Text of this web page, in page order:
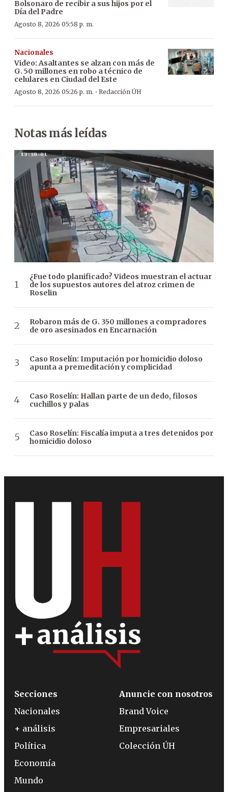
Bolsonaro de recibir a sus hijos por el
Día del Padre
Agosto 8, 2026 05:58 p. m.
Nacionales
Video: Asaltantes se alzan con más de
G. 50 millones en robo a técnico de
celulares en Ciudad del Este
Agosto 8, 2026 05:26 p. m. · Redacción ÚH
Notas más leídas
¿Fue todo planificado? Videos muestran el actuar
de los supuestos autores del atroz crimen de
Roselin
Robaron más de G. 350 millones a compradores
de oro asesinados en Encarnación
Caso Roselín: Imputación por homicidio doloso
apunta a premeditación y complicidad
Caso Roselín: Hallan parte de un dedo, filosos
cuchillos y palas
Caso Roselín: Fiscalía imputa a tres detenidos por
homicidio doloso
Secciones
Nacionales
+ análisis
Política
Economía
Mundo
Anuncie con nosotros
Brand Voice
Empresariales
Colección ÚH